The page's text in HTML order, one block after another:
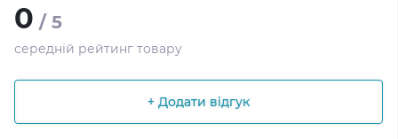
0 / 5
середній рейтинг товару
+ Додати відгук